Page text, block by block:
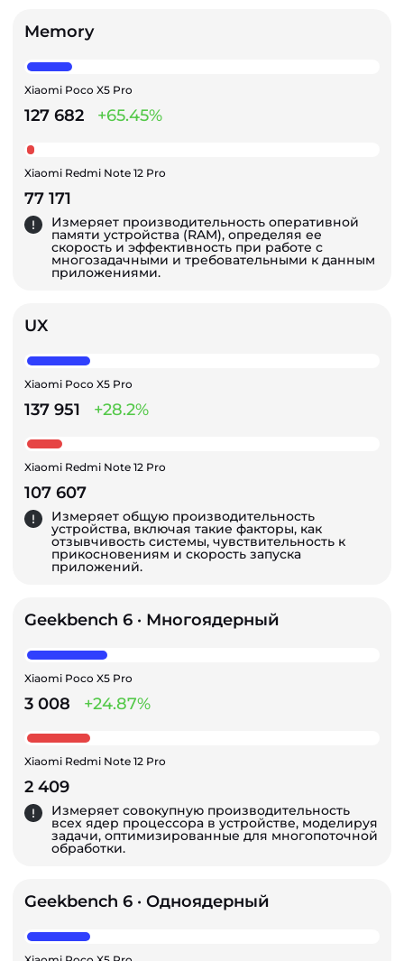
Memory
Xiaomi Poco X5 Pro
127 682 +65.45%
Xiaomi Redmi Note 12 Pro
77 171
Измеряет производительность оперативной
памяти устройства (RAM), определяя ее
скорость и эффективность при работе с
многозадачными и требовательными к данным
приложениями.
UX
Xiaomi Poco X5 Pro
137 951 +28.2%
Xiaomi Redmi Note 12 Pro
107 607
Измеряет общую производительность
устройства, включая такие факторы, как
отзывчивость системы, чувствительность к
прикосновениям и скорость запуска
приложений.
Geekbench 6 · Многоядерный
Xiaomi Poco X5 Pro
3 008 +24.87%
Xiaomi Redmi Note 12 Pro
2 409
Измеряет совокупную производительность
всех ядер процессора в устройстве, моделируя
задачи, оптимизированные для многопоточной
обработки.
Geekbench 6 · Одноядерный